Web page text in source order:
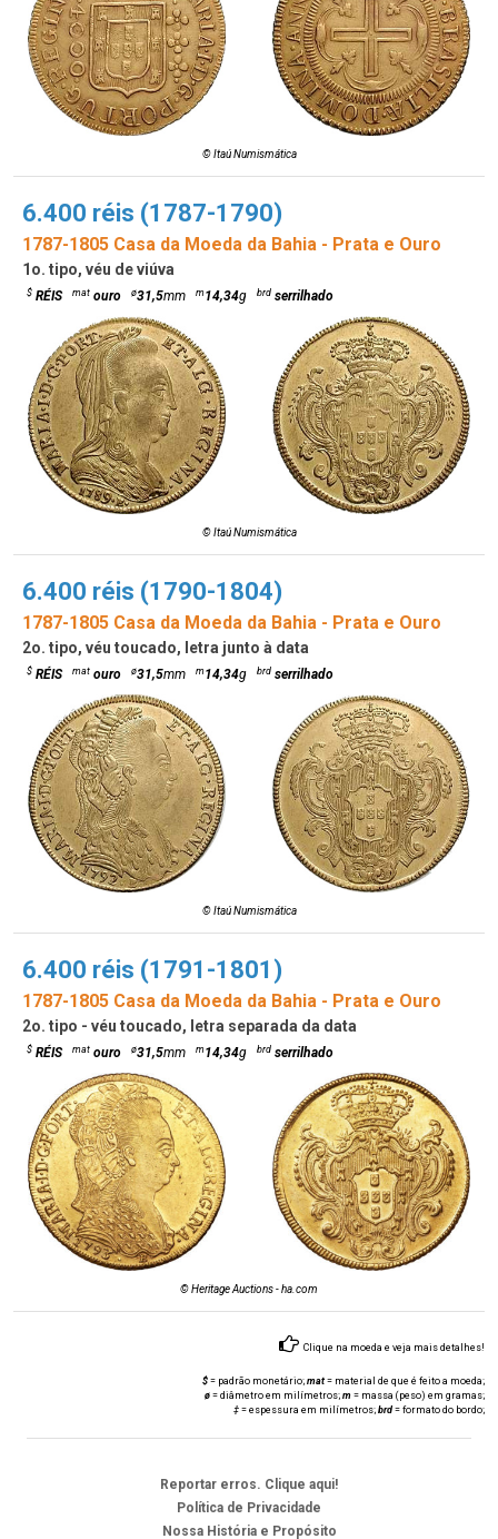
© Itaú Numismática
6.400 réis (1787-1790)
1787-1805 Casa da Moeda da Bahia - Prata e Ouro
1o. tipo, véu de viúva
$ RÉIS mat ouro ø31,5mm m14,34g brd serrilhado
© Itaú Numismática
6.400 réis (1790-1804)
1787-1805 Casa da Moeda da Bahia - Prata e Ouro
2o. tipo, véu toucado, letra junto à data
$ RÉIS mat ouro ø31,5mm m14,34g brd serrilhado
© Itaú Numismática
6.400 réis (1791-1801)
1787-1805 Casa da Moeda da Bahia - Prata e Ouro
2o. tipo - véu toucado, letra separada da data
$ RÉIS mat ouro ø31,5mm m14,34g brd serrilhado
© Heritage Auctions - ha.com
Clique na moeda e veja mais detalhes!
$ = padrão monetário; mat = material de que é feito a moeda;
ø = diâmetro em milímetros; m = massa (peso) em gramas;
‡ = espessura em milímetros; brd = formato do bordo;
Reportar erros. Clique aqui!
Política de Privacidade
Nossa História e Propósito